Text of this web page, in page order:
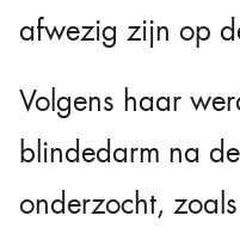
afwezig zijn op
Volgens haar
blindedarm na
onderzocht,